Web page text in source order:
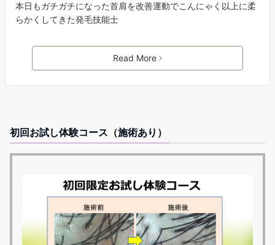
本日もガチガチになった首肩を改善運動でこんにゃく以上に柔
らかくしてきた発毛技能士
Read More
初回お試し体験コース（施術あり）